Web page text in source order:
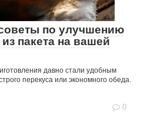
по улучшению
пакета на вашей
давно стали удобным
перекуса или экономного обеда.
0